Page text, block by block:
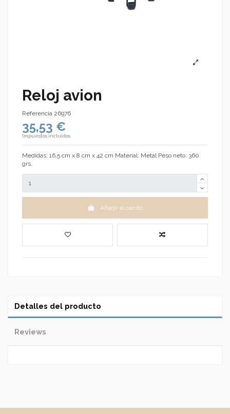
Reloj avion
Referencia 26976
35,53 €
Impuestos incluidos
Medidas: 16,5 cm x 8 cm x 42 cm Material: Metal Peso neto: 360
grs.
Añadir al carrito
Detalles del producto
Reviews